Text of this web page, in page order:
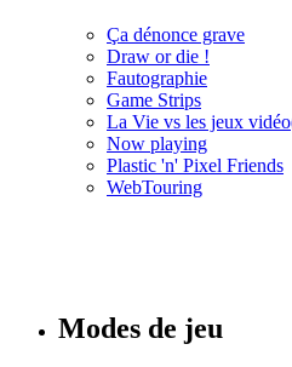
Ça dénonce grave
Draw or die !
Fautographie
Game Strips
La Vie vs les jeux
Now playing
Plastic 'n' Pixel Friends
WebTouring
Modes de jeu